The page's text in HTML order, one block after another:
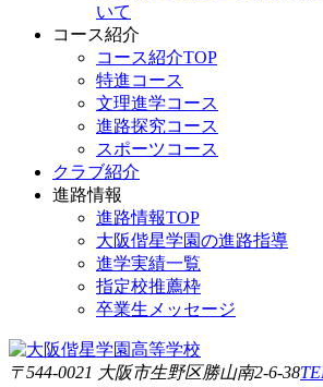
いて
コース紹介
コース紹介TOP
特進コース
文理進学コース
進路探究コース
スポーツコース
クラブ紹介
進路情報
進路情報TOP
大阪偕星学園の進路指導
進学実績一覧
指定校推薦枠
卒業生メッセージ
〒544-0021 大阪市生野区勝山南2-6-38